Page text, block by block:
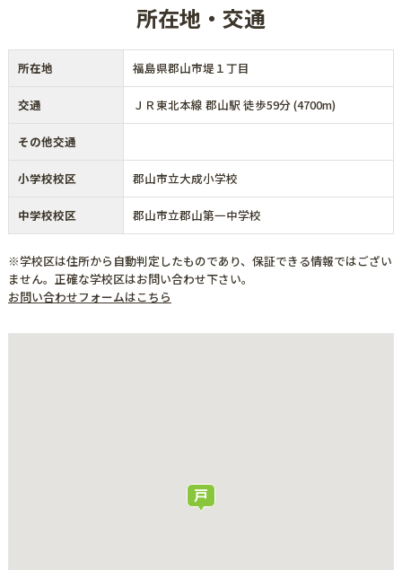
所在地・交通
所在地 福島県郡山市堤１丁目
交通 ＪＲ東北本線 郡山駅 徒歩59分 (4700m)
その他交通
小学校校区 郡山市立大成小学校
中学校校区 郡山市立郡山第一中学校
※学校区は住所から自動判定したものであり、保証できる情報ではござい
ません。正確な学校区はお問い合わせ下さい。
お問い合わせフォームはこちら